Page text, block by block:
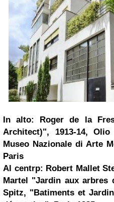
In alto: Roger de la
Architect)", 1913-14,
Museo Nazionale di Arte
Paris
Al centrp: Robert Mallet
Martel "Jardin aux arbres
Spitz, "Batiments et